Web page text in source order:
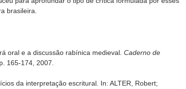
brasileira.
oral e a discussão rabínica medieval. Caderno de
165-174, 2007.
da interpretação escritural In: ALTER, Robert;